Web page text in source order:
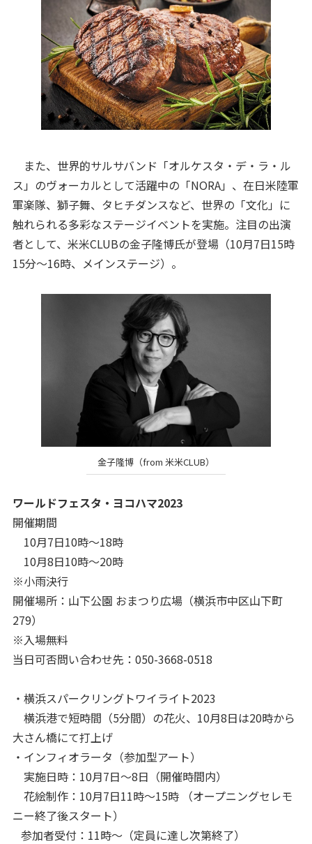
また、世界的サルサバンド「オルケスタ・デ・ラ・ル
ス」のヴォーカルとして活躍中の「NORA」、在日米陸軍
軍楽隊、獅子舞、タヒチダンスなど、世界の「文化」に
触れられる多彩なステージイベントを実施。注目の出演
者として、米米CLUBの金子隆博氏が登場（10月7日15時
15分～16時、メインステージ）。
金子隆博（from 米米CLUB）
ワールドフェスタ・ヨコハマ2023
開催期間
10月7日10時～18時
10月8日10時～20時
※小雨決行
開催場所：山下公園 おまつり広場（横浜市中区山下町
279）
※入場無料
当日可否問い合わせ先：050-3668-0518
・横浜スパークリングトワイライト2023
横浜港で短時間（5分間）の花火、10月8日は20時から
大さん橋にて打上げ
・インフィオラータ（参加型アート）
実施日時：10月7日～8日（開催時間内）
花絵制作：10月7日11時～15時 （オープニングセレモ
ニー終了後スタート）
参加者受付：11時～（定員に達し次第終了）